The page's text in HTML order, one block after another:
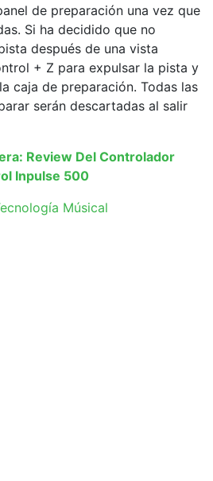
de preparación una vez que
Si ha decidido que no
después de una vista
+ Z para expulsar la pista y
caja de preparación. Todas las
serán descartadas al salir
Review Del Controlador
Inpulse 500
Músical